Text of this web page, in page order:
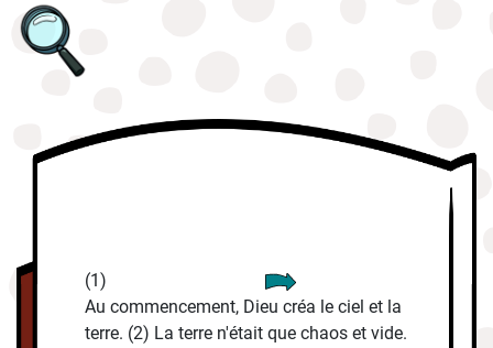
(1)
Au commencement, Dieu créa le ciel et la
terre. (2) La terre n'était que chaos et vide.